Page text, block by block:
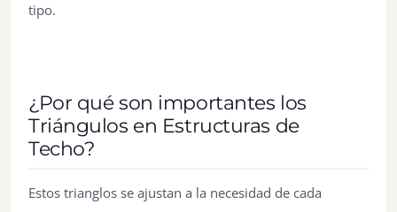
tipo.
¿Por qué son importantes los
Triángulos en Estructuras de
Techo?
Estos trianglos se ajustan a la necesidad de cada